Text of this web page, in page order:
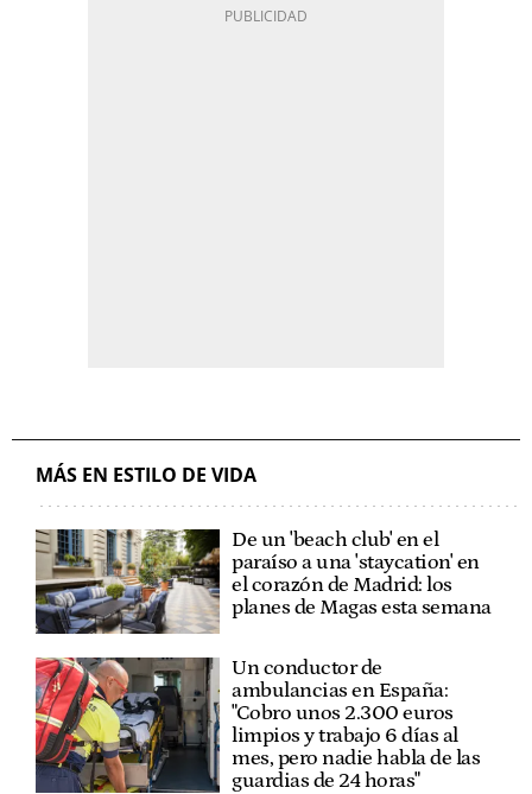
MÁS EN ESTILO DE VIDA
De un 'beach club' en el
paraíso a una 'staycation' en
el corazón de Madrid: los
planes de Magas esta semana
Un conductor de
ambulancias en España:
"Cobro unos 2.300 euros
limpios y trabajo 6 días al
mes, pero nadie habla de las
guardias de 24 horas"